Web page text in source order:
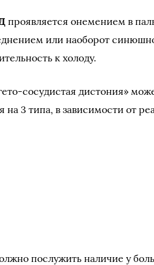
проявляется онемением в
или наоборот
к холоду.
сосудистая дистония»
на 3 типа, в зависимости от
послужить наличие у